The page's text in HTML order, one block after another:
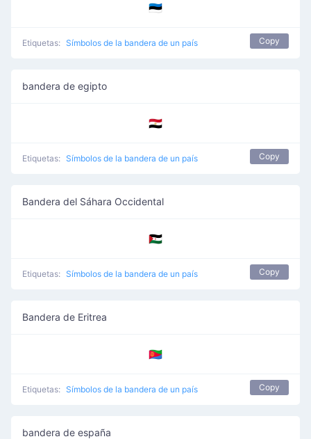
🇪🇪
Etiquetas: Símbolos de la bandera de un país Copy
bandera de egipto
🇪🇬
Etiquetas: Símbolos de la bandera de un país Copy
Bandera del Sáhara Occidental
🇪🇭
Etiquetas: Símbolos de la bandera de un país Copy
Bandera de Eritrea
🇪🇷
Etiquetas: Símbolos de la bandera de un país Copy
bandera de españa